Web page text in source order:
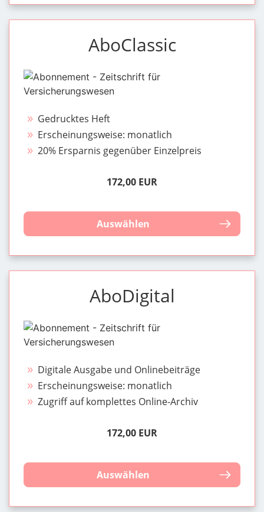
AboClassic
Gedrucktes Heft
Erscheinungsweise: monatlich
20% Ersparnis gegenüber Einzelpreis
172,00 EUR
Auswählen
AboDigital
Digitale Ausgabe und Onlinebeiträge
Erscheinungsweise: monatlich
Zugriff auf komplettes Online-Archiv
172,00 EUR
Auswählen